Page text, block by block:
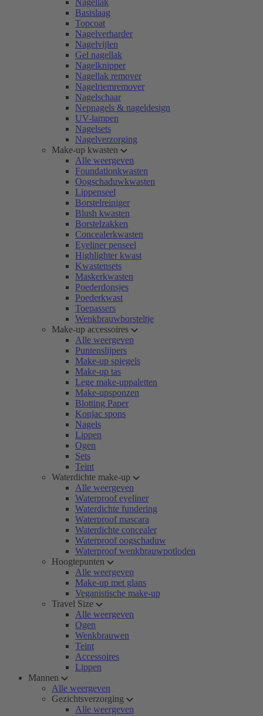
Nagellak
Basislaag
Topcoat
Nagelverharder
Nagelvijlen
Gel nagellak
Nagelknipper
Nagellak remover
Nagelriemremover
Nagelschaar
Nepnagels & nageldesign
UV-lampen
Nagelsets
Nagelverzorging
Make-up kwasten
Alle weergeven
Foundationkwasten
Oogschaduwkwasten
Lippenseel
Borstelreiniger
Blush kwasten
Borstelzakken
Concealerkwasten
Eyeliner penseel
Highlighter kwast
Kwastensets
Maskerkwasten
Poederdonsjes
Poederkwast
Toepassers
Wenkbrauwborsteltje
Make-up accessoires
Alle weergeven
Puntenslijpers
Make-up spiegels
Make-up tas
Lege make-uppaletten
Make-upsponzen
Blotting Paper
Konjac spons
Nagels
Lippen
Ogen
Sets
Teint
Waterdichte make-up
Alle weergeven
Waterproof eyeliner
Waterdichte fundering
Waterproof mascara
Waterdichte concealer
Waterproof oogschaduw
Waterproof wenkbrauwpotloden
Hoogtepunten
Alle weergeven
Make-up met glans
Veganistische make-up
Travel Size
Alle weergeven
Ogen
Wenkbrauwen
Teint
Accessoires
Lippen
Mannen
Alle weergeven
Gezichtsverzorging
Alle weergeven